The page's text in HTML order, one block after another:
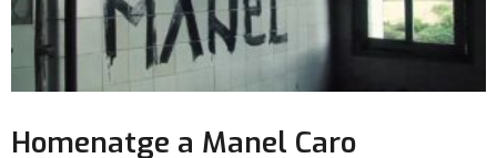
Homenatge a Manel Caro